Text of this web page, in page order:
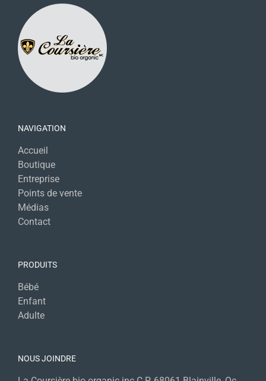
NAVIGATION
Accueil
Boutique
Entreprise
Points de vente
Médias
Contact
PRODUITS
Bébé
Enfant
Adulte
NOUS JOINDRE